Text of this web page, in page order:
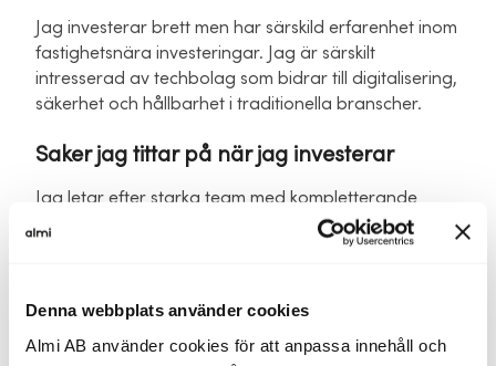
Denna webbplats använder cookies
Almi AB använder cookies för att anpassa innehåll och
Jag investerar brett men har särskild erfarenhet inom
fastighetsnära investeringar. Jag är särskilt
intresserad av techbolag som bidrar till digitalisering,
säkerhet och hållbarhet i traditionella branscher.
Saker jag tittar på när jag investerar
Jag letar efter starka team med kompletterande
kompetenser och en tydlig förståelse för kundens
problem. Affärsmodellen ska vara skalbar och
Tidigare erfarenheter